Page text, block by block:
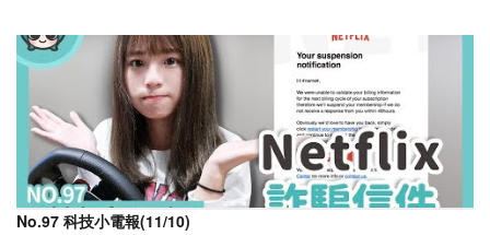
No.97 科技小電報(11/10)